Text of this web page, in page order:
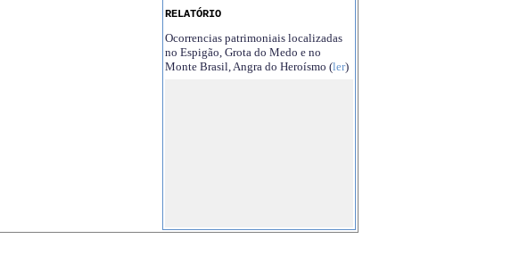
RELATÓRIO
Ocorrencias patrimoniais localizadas
no Espigão, Grota do Medo e no
Monte Brasil, Angra do Heroísmo (ler)